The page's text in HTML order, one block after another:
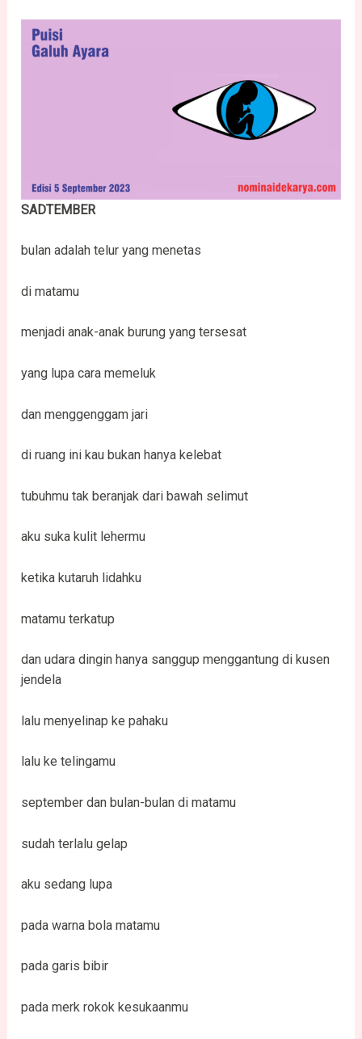
SADTEMBER
bulan adalah telur yang menetas
di matamu
menjadi anak-anak burung yang tersesat
yang lupa cara memeluk
dan menggenggam jari
di ruang ini kau bukan hanya kelebat
tubuhmu tak beranjak dari bawah selimut
aku suka kulit lehermu
ketika kutaruh lidahku
matamu terkatup
dan udara dingin hanya sanggup menggantung di kusen
jendela
lalu menyelinap ke pahaku
lalu ke telingamu
september dan bulan-bulan di matamu
sudah terlalu gelap
aku sedang lupa
pada warna bola matamu
pada garis bibir
pada merk rokok kesukaanmu